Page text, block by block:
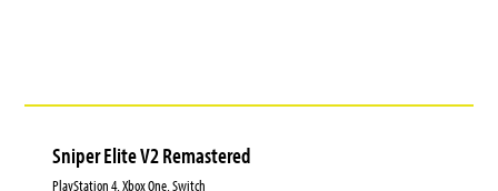
Sniper Elite V2 Remastered
PlayStation 4, Xbox One, Switch